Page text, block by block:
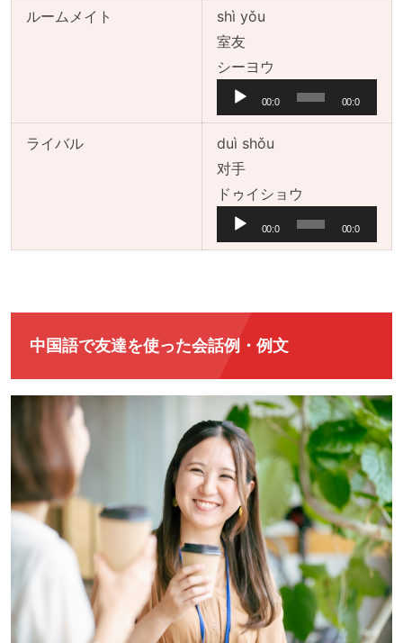
ー
ルームメイト
shì yǒu
室友
シーヨウ
プ
レ
ヤ
00:0
0
00:0
0
ライバル
duì shǒu
对手
ドゥイショウ
声
プ
00:0
0
00:0
0
中国語で友達を使った会話例・例文